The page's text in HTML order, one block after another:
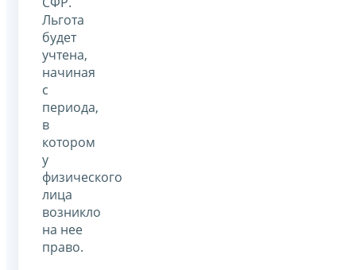
Льгота
будет
учтена,
начиная
с
периода,
в
котором
у
физического
лица
возникло
на нее
право.